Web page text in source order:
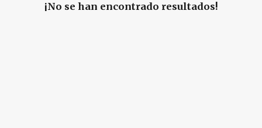
¡No se han encontrado resultados!